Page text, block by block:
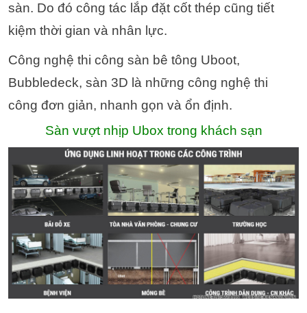
sàn. Do đó công tác lắp đặt cốt thép cũng tiết
kiệm thời gian và nhân lực.
Công nghệ thi công sàn bê tông Uboot,
Bubbledeck, sàn 3D là những công nghệ thi
công đơn giản, nhanh gọn và ổn định.
Sàn vượt nhịp Ubox trong khách sạn